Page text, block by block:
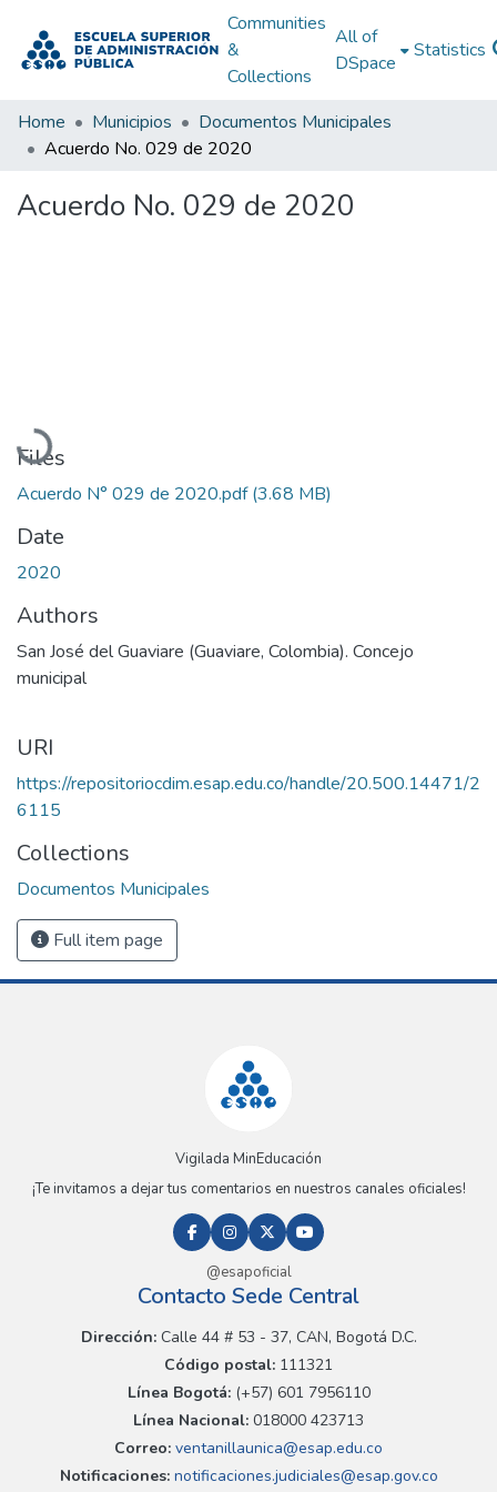
Communities
&
Collections
All of
DSpace
Statistics
Home Municipios
Documentos Municipales
Acuerdo No. 029 de 2020
Acuerdo No. 029 de 2020
Loading...
Files
Acuerdo N° 029 de 2020.pdf(3.68 MB)
Date
2020
Authors
San José del Guaviare (Guaviare, Colombia). Concejo
municipal
URI
https://repositoriocdim.esap.edu.co/handle/20.500.14471/2
6115
Collections
Documentos Municipales
Full item page
Vigilada MinEducación
¡Te invitamos a dejar tus comentarios en nuestros canales oficiales!
@esapoficial
Contacto Sede Central
Dirección:Calle 44 # 53 - 37, CAN, Bogotá D.C.
Código postal: 111321
Línea Bogotá:(+57) 601 7956110
Línea Nacional: 018000 423713
Correo: ventanillaunica@esap.edu.co
Notificaciones:notificaciones.judiciales@esap.gov.co